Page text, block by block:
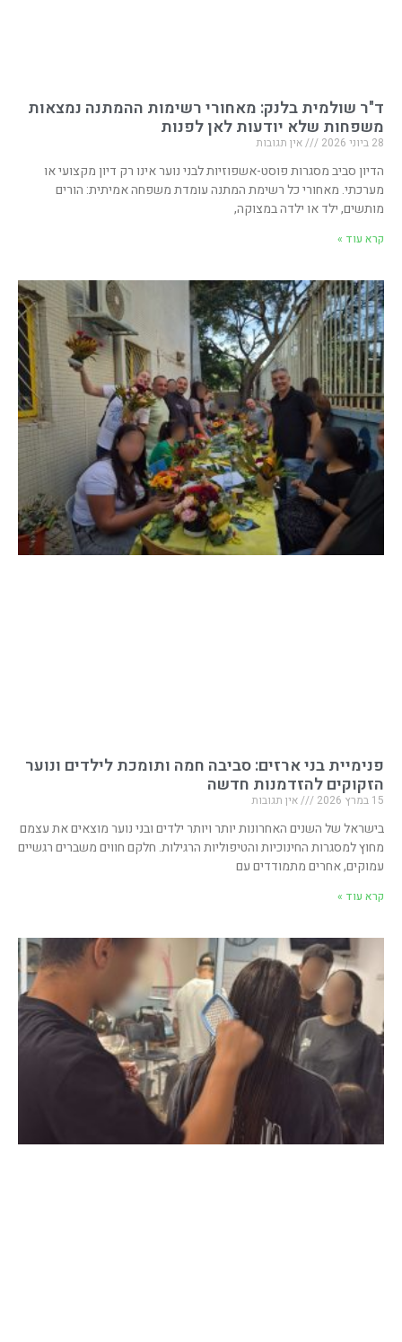
ד"ר שולמית בלנק: מאחורי רשימות ההמתנה נמצאות
משפחות שלא יודעות לאן לפנות
28 ביוני 2026 אין תגובות
הדיון סביב מסגרות פוסט-אשפוזיות לבני נוער אינו רק דיון מקצועי או
מערכתי. מאחורי כל רשימת המתנה עומדת משפחה אמיתית: הורים
מותשים, ילד או ילדה במצוקה,
קרא עוד »
פנימיית בני ארזים: סביבה חמה ותומכת לילדים ונוער
הזקוקים להזדמנות חדשה
15 במרץ 2026 אין תגובות
בישראל של השנים האחרונות יותר ויותר ילדים ובני נוער מוצאים את עצמם
מחוץ למסגרות החינוכיות והטיפוליות הרגילות. חלקם חווים משברים רגשיים
עמוקים, אחרים מתמודדים עם
קרא עוד »